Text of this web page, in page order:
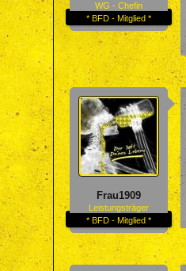
WG - Chefin
* BFD - Mitglied *
Frau1909
Leistungsträger
* BFD - Mitglied *